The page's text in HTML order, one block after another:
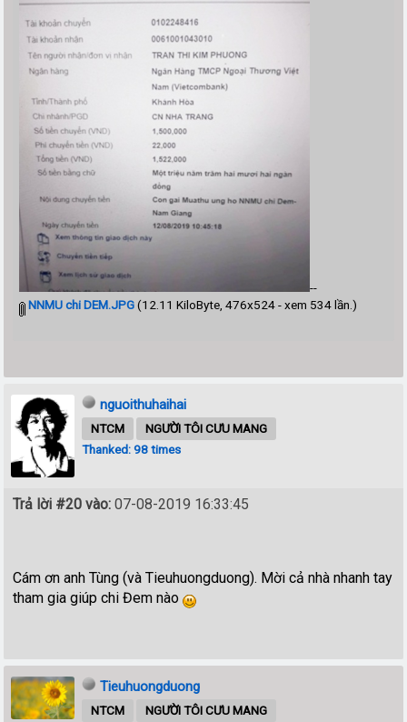
--
NNMU chi DEM.JPG(12.11 KiloByte, 476x524 - xem 534 lần.)
nguoithuhaihai
NTCM
NGƯỜI TÔI CƯU MANG
Thanked: 98 times
Trả lời #20 vào: 07-08-2019 16:33:45
Cám ơn anh Tùng (và Tieuhuongduong). Mời cả nhà nhanh tay
tham gia giúp chi Đem nào
Tieuhuongduong
NTCM
NGƯỜI TÔI CƯU MANG